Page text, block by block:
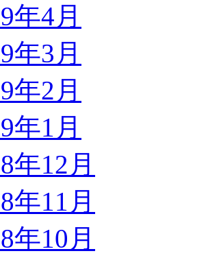
年4月
年3月
年2月
年1月
年12月
年11月
年10月